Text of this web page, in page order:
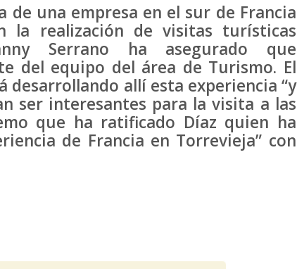
una empresa en el sur de Francia
la realización de visitas turísticas
Serrano ha asegurado que
del equipo del área de Turismo. El
desarrollando allí esta experiencia “y
ser interesantes para la visita a las
que ha ratificado Díaz quien ha
de Francia en Torrevieja” con